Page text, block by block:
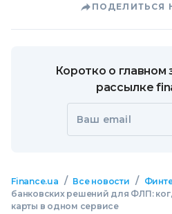
ПОДЕЛИТЬСЯ
Коротко о главном
рассылке
Ваш email
Finance.ua / Все новости /
банковских решений для ФЛП:
карты в одном сервисе